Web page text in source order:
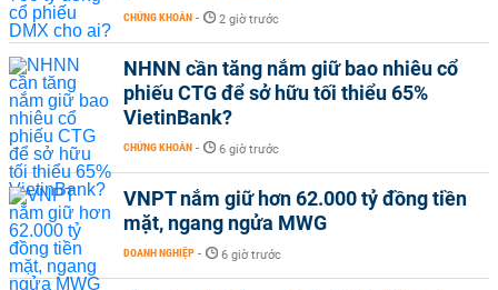
CHỨNG KHOÁN - 2 giờ trước
NHNN cần tăng nắm giữ bao nhiêu cổ
phiếu CTG để sở hữu tối thiểu 65%
VietinBank?
CHỨNG KHOÁN - 6 giờ trước
VNPT nắm giữ hơn 62.000 tỷ đồng tiền
mặt, ngang ngửa MWG
DOANH NGHIỆP - 6 giờ trước